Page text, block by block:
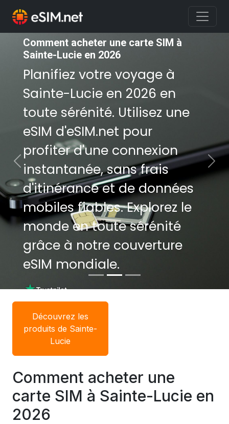
Comment acheter une carte SIM à
Sainte-Lucie en 2026
Planifiez votre voyage à
Sainte-Lucie en 2026 en
toute sérénité. Utilisez une
eSIM d'eSIM.net pour
profiter d'une connexion
instantanée, sans frais
d'itinérance et de données
mobiles fiables. Explorez le
monde en toute sérénité
grâce à notre couverture
eSIM mondiale.
Comment acheter une carte SIM à
Sainte-Lucie en 2026
Planifiez votre voyage à
Sainte-Lucie en 2026 en
toute sérénité. Utilisez une
eSIM d'eSIM.net pour
profiter d'une connexion
instantanée, sans frais
d'itinérance et de données
mobiles fiables. Explorez le
monde en toute sérénité
grâce à notre couverture
eSIM mondiale.
Previous Next
Découvrez les
produits de Sainte-
Lucie
Comment acheter une
carte SIM à Sainte-Lucie en
2026